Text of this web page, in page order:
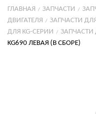
ГЛАВНАЯ ЗАПЧАСТИ
ДВИГАТЕЛЯ
ЗАПЧАСТИ ДЛЯ
ДЛЯ KG-СЕРИИ
ЗАПЧАСТИ
KG690 ЛЕВАЯ (В СБОРЕ)